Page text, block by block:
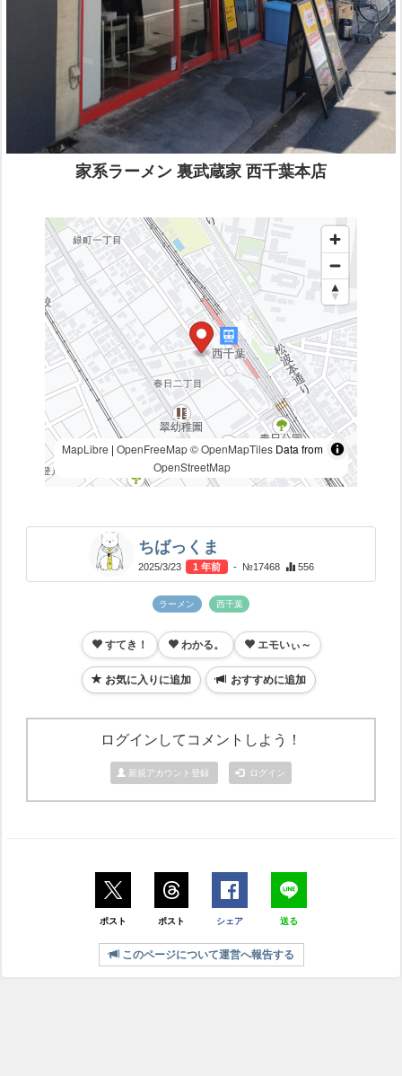
家系ラーメン 裏武蔵家 西千葉本店
MapLibre | OpenFreeMap © OpenMapTilesData from
OpenStreetMap
ちばっくま
2025/3/23 1 年前 - №17468 556
ラーメン 西千葉
すてき！ わかる。 エモいぃ～
お気に入りに追加 おすすめに追加
ログインしてコメントしよう！
新規アカウント登録 ログイン
ポスト ポスト シェア 送る
このページについて運営へ報告する